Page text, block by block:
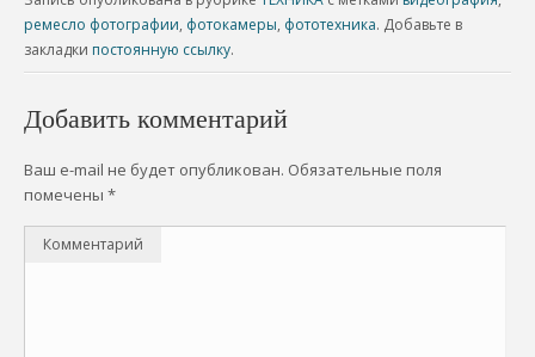
ремесло фотографии, фотокамеры, фототехника. Добавьте в
закладки постоянную ссылку.
Добавить комментарий
Ваш e-mail не будет опубликован. Обязательные поля
помечены *
Комментарий